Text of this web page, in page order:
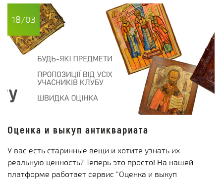
18/03
Оценка и выкуп антиквариата
У вас есть старинные вещи и хотите узнать их
реальную ценность? Теперь это просто! На нашей
платформе работает сервис "Оценка и выкуп